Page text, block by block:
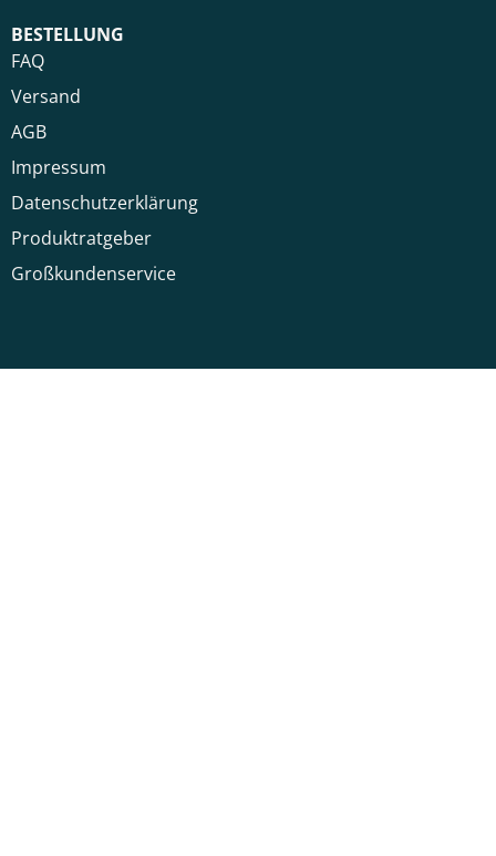
BESTELLUNG
FAQ
Versand
AGB
Impressum
Datenschutzerklärung
Produktratgeber
Großkundenservice